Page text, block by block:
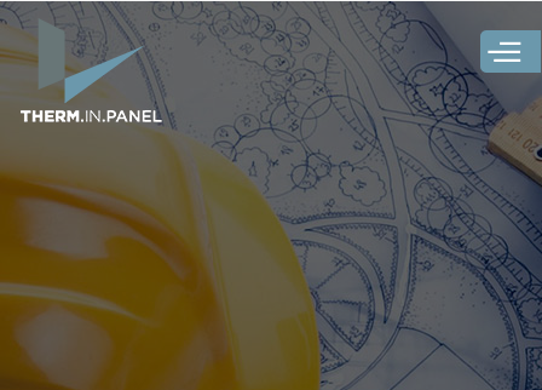
Παράκαμψη
προς το
περιεχόμενο